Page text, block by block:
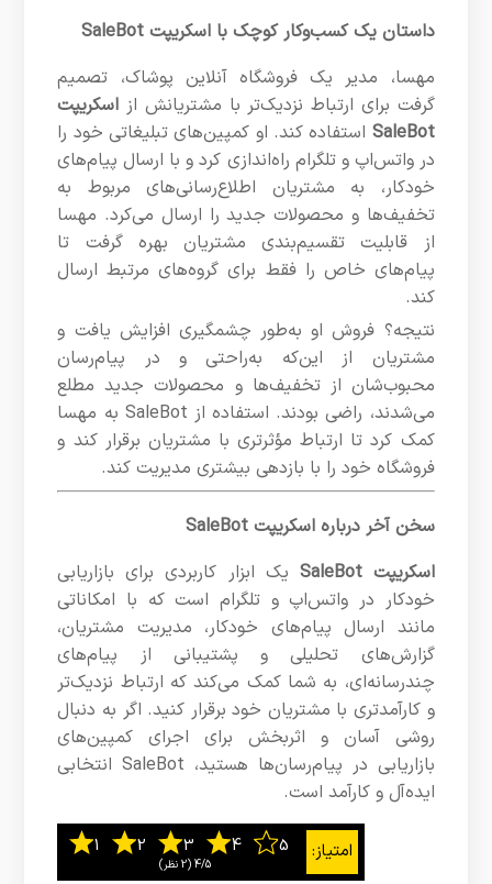
داستان یک کسب‌وکار کوچک با اسکریپت SaleBot
مهسا، مدیر یک فروشگاه آنلاین پوشاک، تصمیم
گرفت برای ارتباط نزدیک‌تر با مشتریانش از اسکریپت
SaleBot استفاده کند. او کمپین‌های تبلیغاتی خود را
در واتس‌اپ و تلگرام راه‌اندازی کرد و با ارسال پیام‌های
خودکار، به مشتریان اطلاع‌رسانی‌های مربوط به
تخفیف‌ها و محصولات جدید را ارسال می‌کرد. مهسا
از قابلیت تقسیم‌بندی مشتریان بهره گرفت تا
پیام‌های خاص را فقط برای گروه‌های مرتبط ارسال
کند.
نتیجه؟ فروش او به‌طور چشمگیری افزایش یافت و
مشتریان از این‌که به‌راحتی و در پیام‌رسان
محبوب‌شان از تخفیف‌ها و محصولات جدید مطلع
می‌شدند، راضی بودند. استفاده از SaleBot به مهسا
کمک کرد تا ارتباط مؤثرتری با مشتریان برقرار کند و
فروشگاه خود را با بازدهی بیشتری مدیریت کند.
سخن آخر درباره اسکریپت SaleBot
اسکریپت SaleBot
یک ابزار کاربردی برای بازاریابی
خودکار در واتس‌اپ و تلگرام است که با امکاناتی
مانند ارسال پیام‌های خودکار، مدیریت مشتریان،
گزارش‌های تحلیلی و پشتیبانی از پیام‌های
چندرسانه‌ای، به شما کمک می‌کند که ارتباط نزدیک‌تر
و کارآمدتری با مشتریان خود برقرار کنید. اگر به دنبال
روشی آسان و اثربخش برای اجرای کمپین‌های
بازاریابی در پیام‌رسان‌ها هستید، SaleBot انتخابی
ایده‌آل و کارآمد است.
4/5